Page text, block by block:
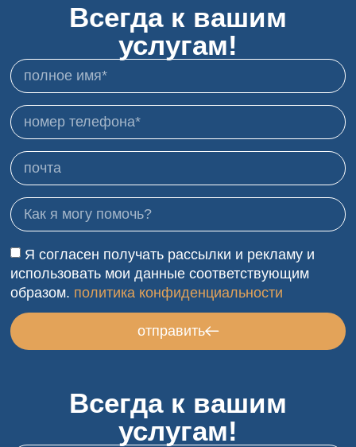
Всегда к вашим
услугам!
Я согласен получать рассылки и рекламу и
использовать мои данные соответствующим
образом. политика конфиденциальности
отправить
Всегда к вашим
услугам!